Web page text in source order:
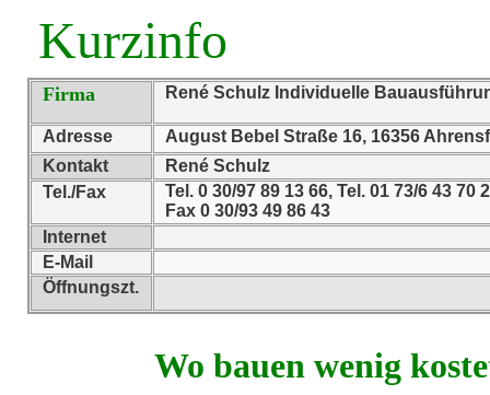
Kurzinfo
Firma René Schulz Individuelle
Adresse
August Bebel Straße 16, 16356
Kontakt
René Schulz
Tel./Fax
Tel. 0 30/97 89 13 66, Tel. 01 73/6 43 70
Fax 0 30/93 49 86 43
Internet
E-Mail
Öffnungszt.
Wo bauen wenig